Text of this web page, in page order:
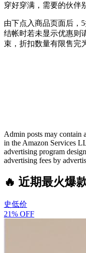
穿好穿满，需要的伙伴
由下点入商品页面后，
结帐时若未显示优惠则
束，折扣数量有限售完
Admin posts may contain
in the Amazon Services
advertising program
advertising fees by
🔥 近期最火爆
史低价
21% OFF